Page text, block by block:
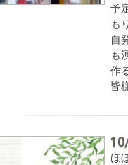
予
も
自
も
作
皆
ほ